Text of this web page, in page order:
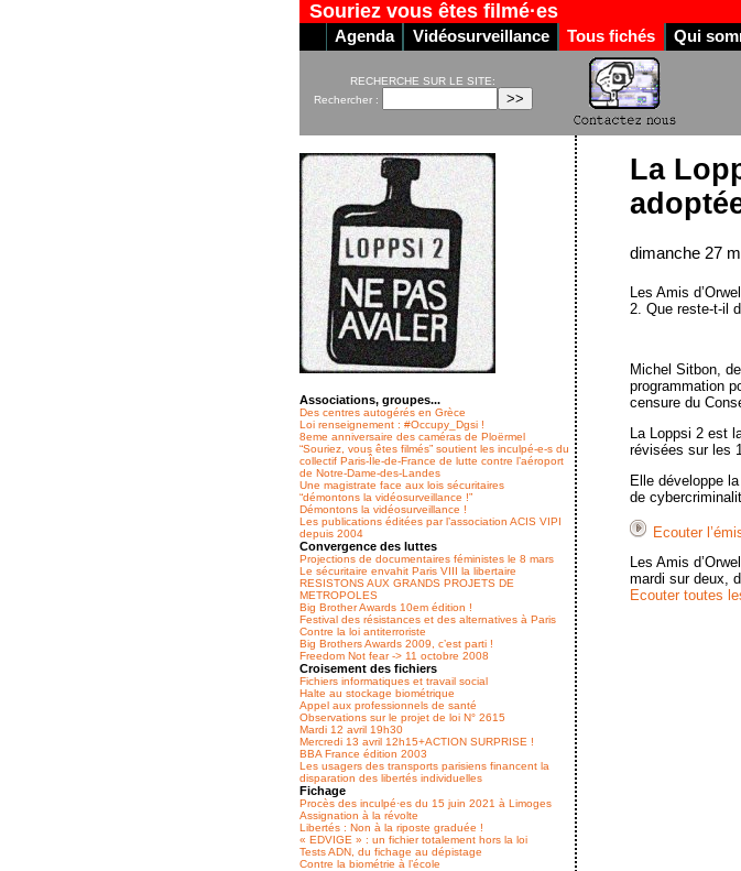
Souriez vous êtes filmé·es
Agenda Vidéosurveillance Tous fichés Qui
RECHERCHE SUR LE SITE:
Rechercher :
La
dimanche 27
Les Amis
2. Que reste-t-il
Michel Sitbon,
programmation
censure du
La Loppsi 2 est
révisées sur les
Elle développe
de
Ecouter
Les Amis
mardi sur deux,
Ecouter toutes
Associations, groupes...
Des centres autogérés en Grèce
Loi renseignement : #Occupy_Dgsi !
8eme anniversaire des caméras de Ploërmel
“Souriez, vous êtes filmés” soutient les inculpé-e-s du
collectif Paris-Île-de-France de lutte contre l’aéroport
de Notre-Dame-des-Landes
Une magistrate face aux lois sécuritaires
“démontons la vidéosurveillance !”
Démontons la vidéosurveillance !
Les publications éditées par l’association ACIS VIPI
depuis 2004
Convergence des luttes
Projections de documentaires féministes le 8 mars
Le sécuritaire envahit Paris VIII la libertaire
RESISTONS AUX GRANDS PROJETS DE
METROPOLES
Big Brother Awards 10em édition !
Festival des résistances et des alternatives à Paris
Contre la loi antiterroriste
Big Brothers Awards 2009, c’est parti !
Freedom Not fear -> 11 octobre 2008
Croisement des fichiers
Fichiers informatiques et travail social
Halte au stockage biométrique
Appel aux professionnels de santé
Observations sur le projet de loi N° 2615
Mardi 12 avril 19h30
Mercredi 13 avril 12h15+ACTION SURPRISE !
BBA France édition 2003
Les usagers des transports parisiens financent la
disparation des libertés individuelles
Fichage
Procès des inculpé·es du 15 juin 2021 à Limoges
Assignation à la révolte
Libertés : Non à la riposte graduée !
« EDVIGE » : un fichier totalement hors la loi
Tests ADN, du fichage au dépistage
Contre la biométrie à l’école